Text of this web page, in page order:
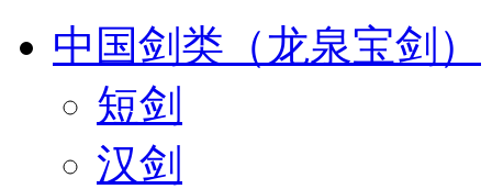
中国剑类（龙泉宝剑）
短剑
汉剑